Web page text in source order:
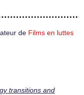
de Films en luttes
transitions and